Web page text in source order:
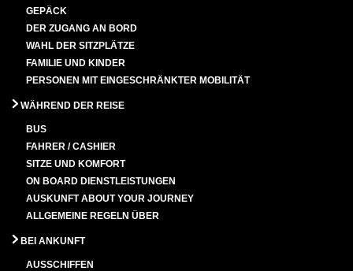
GEPÄCK
DER ZUGANG AN BORD
WAHL DER SITZPLÄTZE
FAMILIE UND KINDER
PERSONEN MIT EINGESCHRÄNKTER MOBILITÄT
WÄHREND DER REISE
BUS
FAHRER / CASHIER
SITZE UND KOMFORT
ON BOARD DIENSTLEISTUNGEN
AUSKUNFT ABOUT YOUR JOURNEY
ALLGEMEINE REGELN ÜBER
BEI ANKUNFT
AUSSCHIFFEN